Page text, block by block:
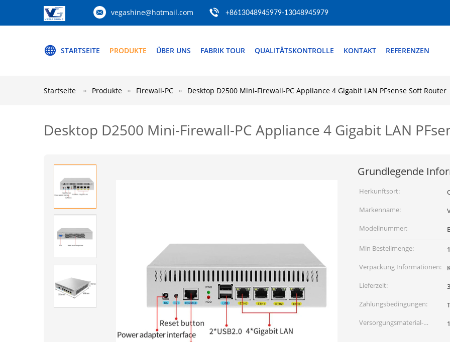
vegashine@hotmail.com +8613048945979-13048945979
STARTSEITE PRODUKTE ÜBER UNS FABRIK TOUR QUALITÄTSKONTROLLE KONTAKT REFERENZEN
Startseite Produkte Firewall-PC Desktop D2500 Mini-Firewall-PC Appliance 4 Gigabit LAN PFsense Soft Router
Desktop D2500 Mini-Firewall-PC Appliance 4 Gigabit LAN
Grundlegende
Herkunftsort:
Markenname:
Modellnummer:
Min Bestellmenge:
Verpackung Informationen:
Lieferzeit:
Zahlungsbedingungen:
Versorgungsmaterial-